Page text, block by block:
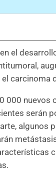
el
carcinoma
000 nuevos
serán
algunos